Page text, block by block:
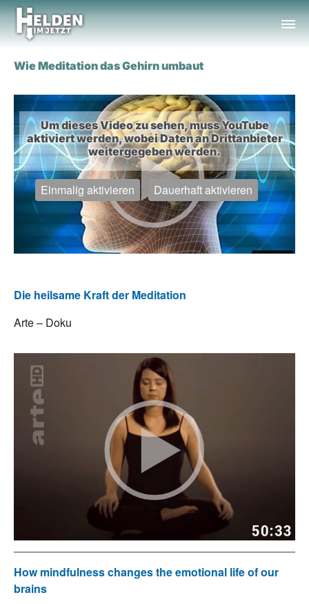
Wie Meditation das Gehirn umbaut
Um dieses Video zu sehen, muss YouTube
aktiviert werden, wobei Daten an Drittanbieter
weitergegeben werden.
Einmalig aktivieren Dauerhaft aktivieren
Die heilsame Kraft der Meditation
Arte – Doku
How mindfulness changes the emotional life of our
brains